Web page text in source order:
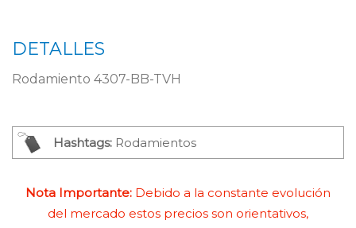
DETALLES
Rodamiento 4307-BB-TVH
Hashtags: Rodamientos
Nota Importante: Debido a la constante evolución
del mercado estos precios son orientativos,